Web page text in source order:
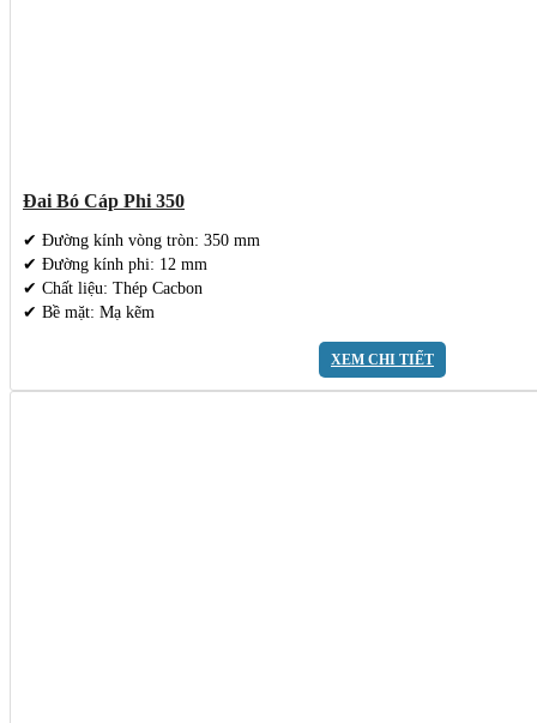
Đai Bó Cáp Phi 350
✔ Đường kính vòng tròn: 350 mm
✔ Đường kính phi: 12 mm
✔ Chất liệu: Thép Cacbon
✔ Bề mặt: Mạ kẽm
XEM CHI TIẾT